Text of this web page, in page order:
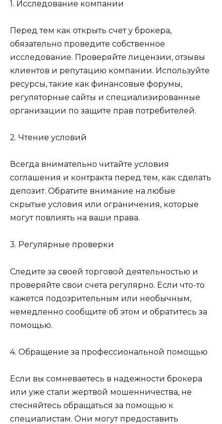
1. Исследование компании
Перед тем как открыть счет у брокера,
обязательно проведите собственное
исследование. Проверяйте лицензии, отзывы
клиентов и репутацию компании. Используйте
ресурсы, такие как финансовые форумы,
регуляторные сайты и специализированные
организации по защите прав потребителей.
2. Чтение условий
Всегда внимательно читайте условия
соглашения и контракта перед тем, как сделать
депозит. Обратите внимание на любые
скрытые условия или ограничения, которые
могут повлиять на ваши права.
3. Регулярные проверки
Следите за своей торговой деятельностью и
проверяйте свои счета регулярно. Если что-то
кажется подозрительным или необычным,
немедленно сообщите об этом и обратитесь за
помощью.
4. Обращение за профессиональной помощью
Если вы сомневаетесь в надежности брокера
или уже стали жертвой мошенничества, не
стесняйтесь обращаться за помощью к
специалистам. Они могут предоставить